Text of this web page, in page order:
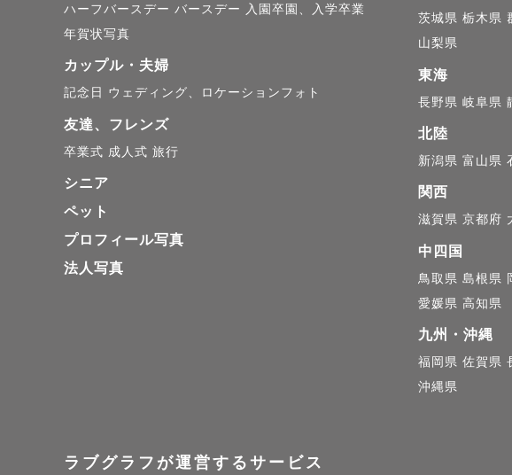
しかない一瞬をカタチに残
ハーフバースデー バースデー
入園卒園、入学卒業
年賀状写真
カップル・夫婦
記念日 ウェディング、ロケーションフォト
友達、フレンズ
卒業式 成人式 旅行
シニア
ペット
プロフィール写真
法人写真
茨城県 栃木県
山梨県
東海
長野県 岐阜県
北陸
新潟県 富山県
関西
滋賀県 京都府
中四国
鳥取県 島根県
愛媛県 高知県
九州・沖縄
福岡県 佐賀県
沖縄県
ラブグラフが運営するサービス